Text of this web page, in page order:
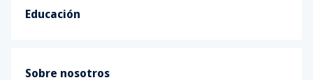
Educación
Sobre nosotros